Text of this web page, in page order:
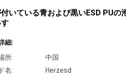
いている青および黒いESD PUの
細:
所:
中国
名:
Herzesd